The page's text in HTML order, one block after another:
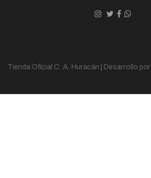
Tienda Oficial C. A. Huracán | Desarrollo por